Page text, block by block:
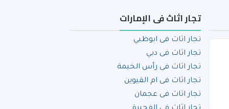
تجار اثاث فى الإمارات
تجار اثاث فى ابوظبي
تجار اثاث فى دبي
تجار اثاث فى رأس الخيمة
تجار اثاث فى ام القيوين
تجار اثاث فى عجمان